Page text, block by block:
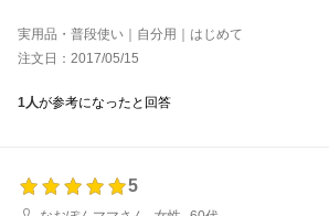
何より味が濃い。それだけカロリーもお高め
ちょっとのどに来るくらいに濃い（笑）
実用品・普段使い｜自分用｜はじめて
注文日：2017/05/15
1人が参考になったと回答
5